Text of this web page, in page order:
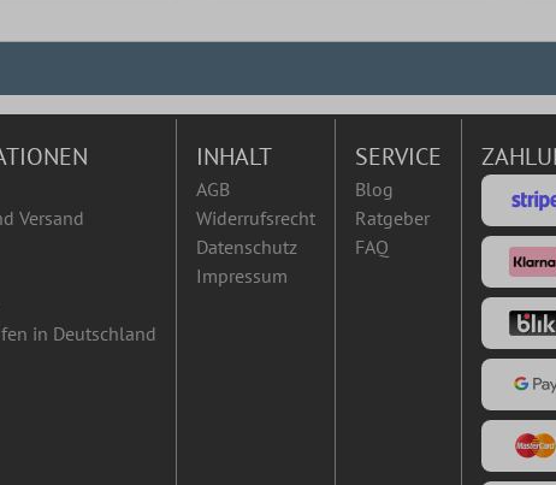
Versand
in Deutschland
INHALT
AGB
Widerrufsrecht
Datenschutz
Impressum
SERVICE
Blog
Ratgeber
FAQ